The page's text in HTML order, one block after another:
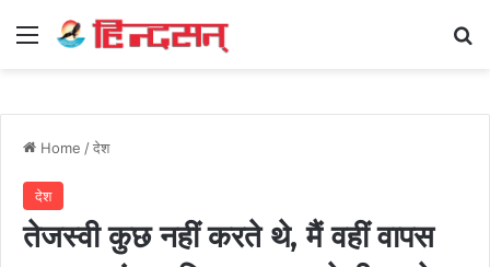
Menu
Home /देश
देश
तेजस्वी कुछ नहीं करते थे, मैं वहीं वापस